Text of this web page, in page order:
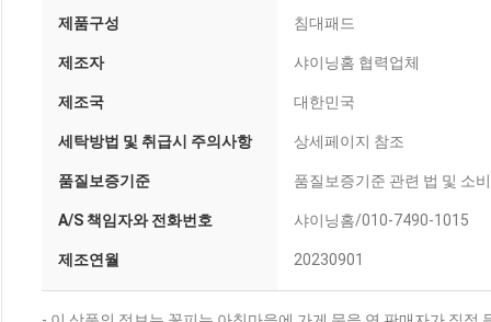
제품구성 침대패드
제조자 샤이닝홈 협력업체
제조국 대한민국
세탁방법 및 취급시 주의사항 상세페이지 참조
품질보증기준 품질보증기준 관련 법 및 소
A/S 책임자와 전화번호 샤이닝홈/010-7490-1015
제조연월 20230901